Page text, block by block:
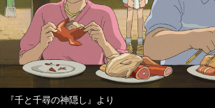
『千と千尋の神隠し』より